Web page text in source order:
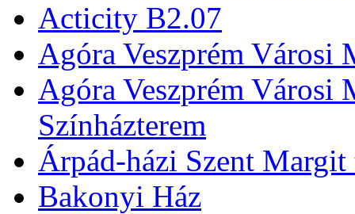
Acticity B2.07
Agóra Veszprém Városi
Agóra Veszprém Városi
Színházterem
Árpád-házi Szent
Bakonyi Ház